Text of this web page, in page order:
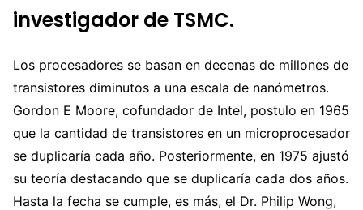
investigador de TSMC.
Los procesadores se basan en decenas de millones de
transistores diminutos a una escala de nanómetros.
Gordon E Moore, cofundador de Intel, postulo en 1965
que la cantidad de transistores en un microprocesador
se duplicaría cada año. Posteriormente, en 1975 ajustó
su teoría destacando que se duplicaría cada dos años.
Hasta la fecha se cumple, es más, el Dr. Philip Wong,